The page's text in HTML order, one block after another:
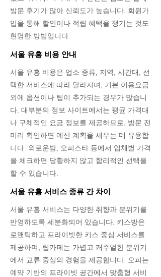
방문 후기가 많아 신뢰도가 높습니다. 회원가
입을 통해 할인이나 적립 혜택을 챙기는 것도
현명한 방법입니다.
서울 유흥 비용 안내
서울 유흥 비용은 업소 종류, 지역, 시간대, 선
택한 서비스에 따라 달라지며, 기본 이용요금
외에 옵션이나 팁이 추가되는 경우가 많습니
다. 대부분의 정보 사이트에서는 평균 가격대
나 구체적인 요금 정보를 제공하므로, 방문 전
미리 확인하면 예산 계획을 세우는 데 유용합
니다. 외로운밤, 오피스타 등에서 업체별 가격
을 체크하면 당황하지 않고 합리적인 선택을
할 수 있습니다.
서울 유흥 서비스 종류 간 차이
서울 유흥 서비스는 다양한 취향과 분위기를
반영하도록 세분화되어 있습니다. 키스방은
로맨틱하고 프라이빗한 키스 중심 서비스를
제공하며, 립카페는 가볍고 캐주얼한 분위기
에서 교류 중심의 경험을 제공합니다. 오피는
예약 기반의 프라이빗 공간에서 맞춤형 서비